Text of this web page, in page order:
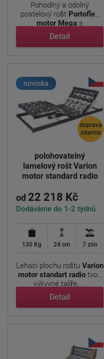
Pohodlný a odolný
postelový rošt Portoflex
motor Mega s
nadstandardní ...
Detail
novinka
doprava
zdarma
polohovatelný
lamelový rošt Varion
motor standard radio
od 22 218 Kč
Dodáváme do 1-2 týdnů
130 Kg 24 cm 7 zón
Lehací plochu roštu Varion
motor standart radio tvoří
výkyvné talíře, ...
Detail